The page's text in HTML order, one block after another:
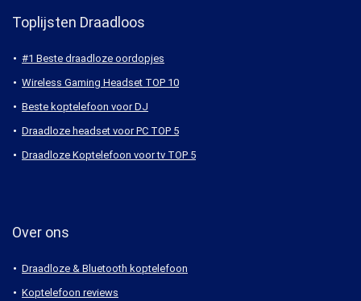
Toplijsten Draadloos
#1 Beste draadloze oordopjes
Wireless Gaming Headset TOP 10
Beste koptelefoon voor DJ
Draadloze headset voor PC TOP 5
Draadloze Koptelefoon voor tv TOP 5
Over ons
Draadloze & Bluetooth koptelefoon
Koptelefoon reviews